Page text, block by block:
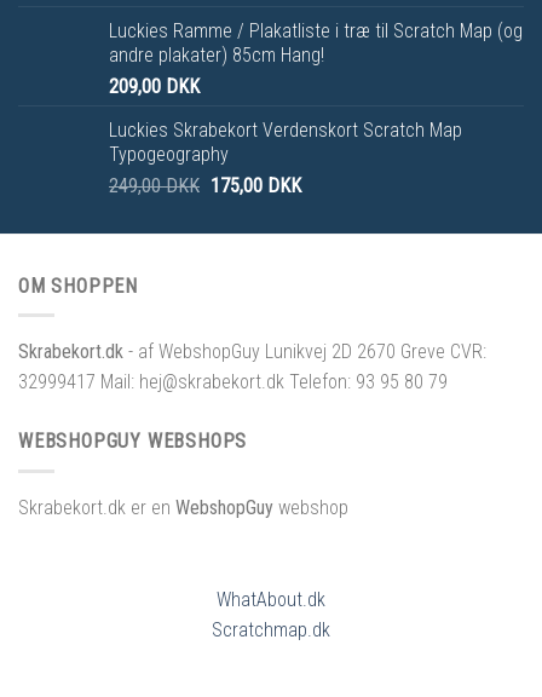
Luckies Ramme / Plakatliste i træ til Scratch Map (og
andre plakater) 85cm Hang!
209,00 DKK
Luckies Skrabekort Verdenskort Scratch Map
Typogeography
249,00DKK 175,00 DKK
OM SHOPPEN
Skrabekort.dk - af WebshopGuy Lunikvej 2D 2670 Greve CVR:
32999417 Mail: hej@skrabekort.dk Telefon: 93 95 80 79
WEBSHOPGUY WEBSHOPS
Skrabekort.dk er en WebshopGuy webshop
WhatAbout.dk
Scratchmap.dk